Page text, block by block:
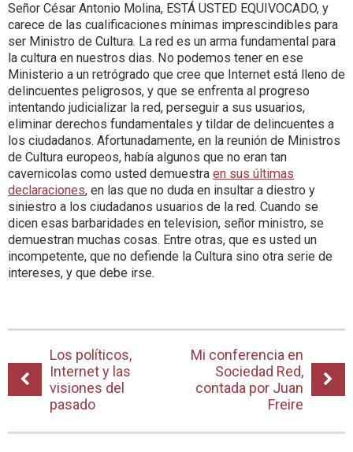
Señor César Antonio Molina, ESTÁ USTED EQUIVOCADO, y
carece de las cualificaciones mínimas imprescindibles para
ser Ministro de Cultura. La red es un arma fundamental para
la cultura en nuestros dias. No podemos tener en ese
Ministerio a un retrógrado que cree que Internet está lleno de
delincuentes peligrosos, y que se enfrenta al progreso
intentando judicializar la red, perseguir a sus usuarios,
eliminar derechos fundamentales y tildar de delincuentes a
los ciudadanos. Afortunadamente, en la reunión de Ministros
de Cultura europeos, había algunos que no eran tan
cavernicolas como usted demuestra en sus últimas
declaraciones, en las que no duda en insultar a diestro y
siniestro a los ciudadanos usuarios de la red. Cuando se
dicen esas barbaridades en television, señor ministro, se
demuestran muchas cosas. Entre otras, que es usted un
incompetente, que no defiende la Cultura sino otra serie de
intereses, y que debe irse.
Los políticos,
Internet y las
visiones del
pasado
Mi conferencia en
Sociedad Red,
contada por Juan
Freire